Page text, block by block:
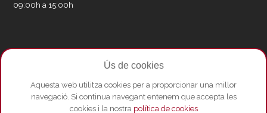
09:00h a 15:00h
Xarxes socials
TwitterFacebookInstagram
Whatsapp
Youtube
Ús de cookies
Aquesta web utilitza cookies per a proporcionar una millor
navegació. Si continua navegant entenem que accepta les
cookies i la nostra política de cookies